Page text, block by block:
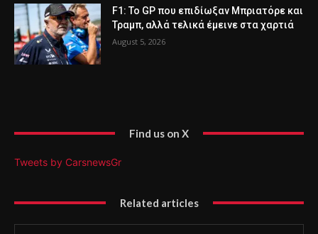
F1: Το GP που επιδίωξαν Μπριατόρε και
Τραμπ, αλλά τελικά έμεινε στα χαρτιά
August 5, 2026
Find us on X
Tweets by CarsnewsGr
Related articles